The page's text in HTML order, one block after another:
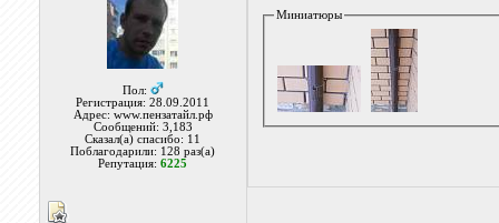
Пол:
Регистрация: 28.09.2011
Адрес: www.пензатайл.рф
Сообщений: 3,183
Сказал(а) спасибо: 11
Поблагодарили: 128 раз(а)
Репутация:6225
Миниатюры